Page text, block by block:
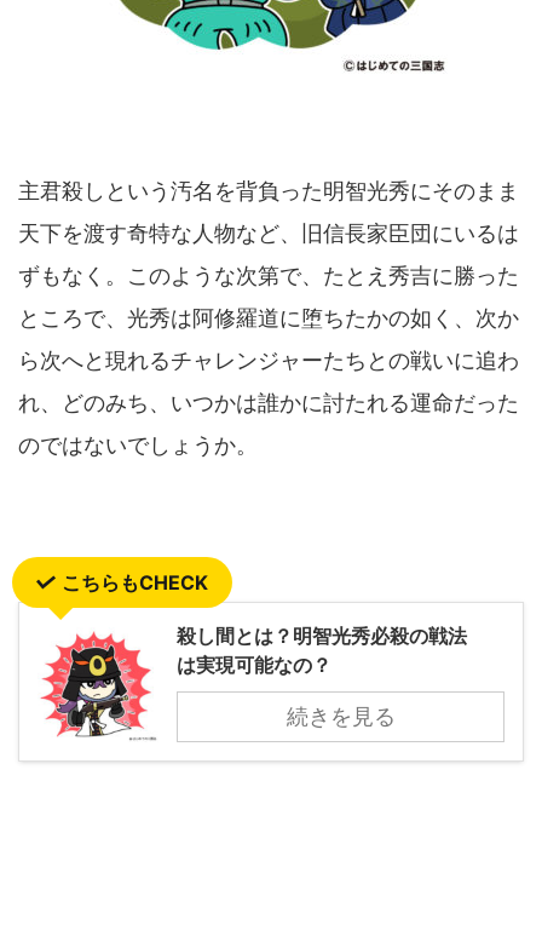
主君殺しという汚名を背負った明智光秀にそのまま
天下を渡す奇特な人物など、旧信長家臣団にいるは
ずもなく。このような次第で、たとえ秀吉に勝った
ところで、光秀は阿修羅道に堕ちたかの如く、次か
ら次へと現れるチャレンジャーたちとの戦いに追わ
れ、どのみち、いつかは誰かに討たれる運命だった
のではないでしょうか。
こちらもCHECK
殺し間とは？明智光秀必殺の戦法
は実現可能なの？
続きを見る